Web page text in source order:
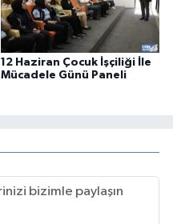
12 Haziran Çocuk İşçiliği İle
Mücadele Günü Paneli